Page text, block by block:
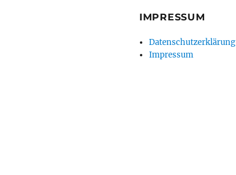
IMPRESSUM
Datenschutzerklärung
Impressum